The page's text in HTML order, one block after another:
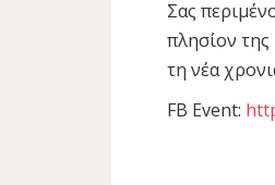
Σας
πλησίον της
τη νέα
FB Event: